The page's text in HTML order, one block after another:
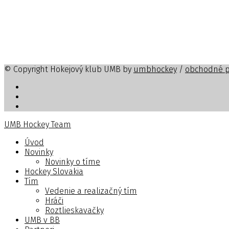
© Copyright Hokejový klub UMB by umbhockey / obchodné
UMB Hockey Team
Úvod
Novinky
Novinky o tíme
Hockey Slovakia
Tím
Vedenie a realizačný tím
Hráči
Roztlieskavačky
UMB v BB